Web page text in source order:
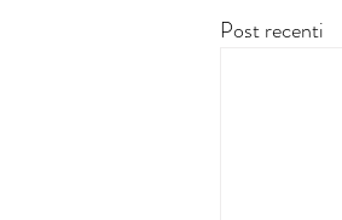
Post recenti